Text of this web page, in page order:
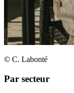
© C. Labonté
Par secteur